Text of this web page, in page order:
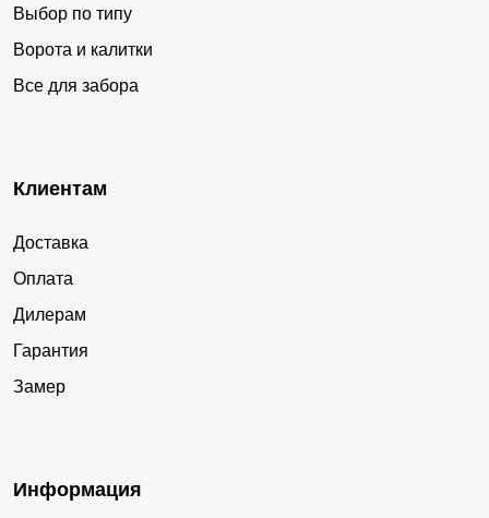
Выбор по типу
Ворота и калитки
Все для забора
Клиентам
Доставка
Оплата
Дилерам
Гарантия
Замер
Информация